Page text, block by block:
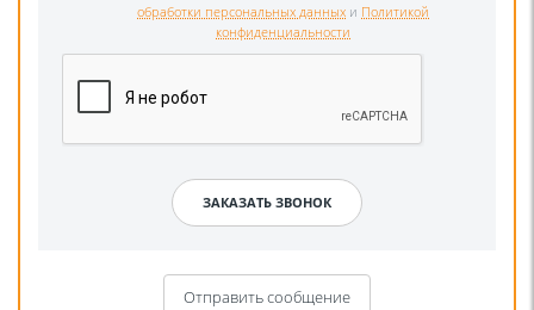
обработки персональных данных и Политикой
конфиденциальности
Отправить сообщение